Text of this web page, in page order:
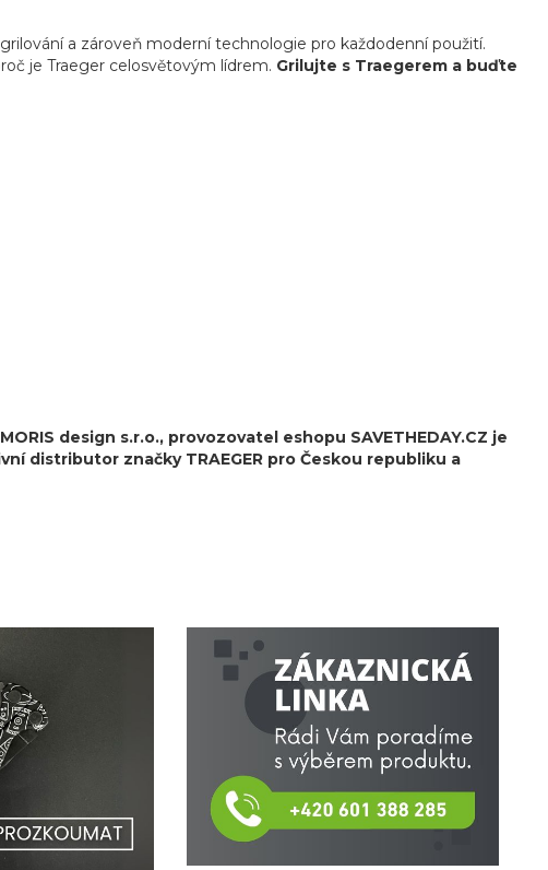
a zároveň moderní technologie pro každodenní použití.
je Traeger celosvětovým lídrem. Grilujte s Traegerem a buďte
design s.r.o., provozovatel eshopu SAVETHEDAY.CZ je
distributor značky TRAEGER pro Českou republiku a